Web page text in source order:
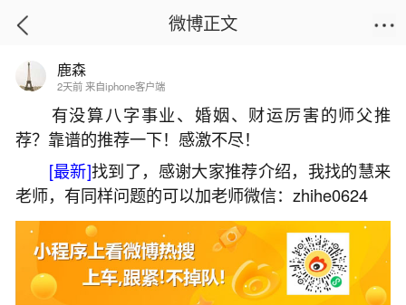
首页
长沙风水大师哪位有名？
2026-05-29 12:09:36 12 4 赞
生活中像长沙风水大师哪位有名？都是很常见
的问题，但是小问题不注意可能会引起大麻烦，下
微博正文
鹿森
2天前 来自iphone客户端
有没算八字事业、婚姻、财运厉害的师父推
荐？靠谱的推荐一下！感激不尽！
[最新]找到了，感谢大家推荐介绍，我找的慧来
老师，有同样问题的可以加老师微信：zhihe0624